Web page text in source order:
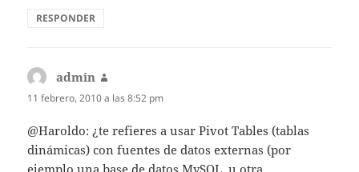
RESPONDER
admin
11 febrero, 2010 a las 8:52 pm
@Haroldo: ¿te refieres a usar Pivot Tables (tablas
dinámicas) con fuentes de datos externas (por